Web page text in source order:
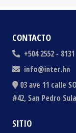
CONTACTO
+504 2552 - 8131
info@inter.hn
03 ave 11 calle
#42, San Pedro
SITIO